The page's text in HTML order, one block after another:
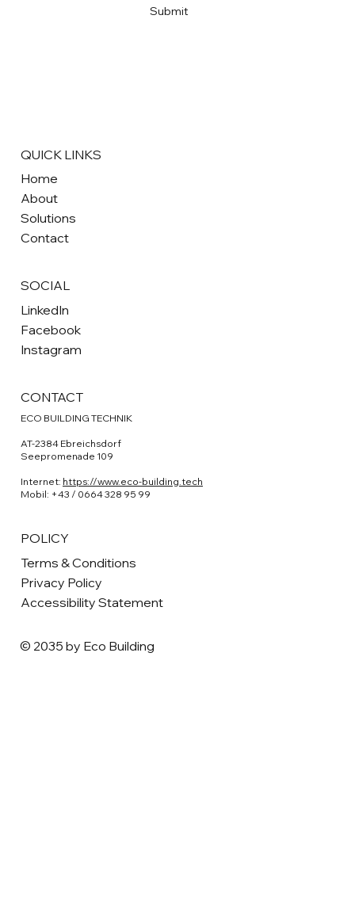
Submit
QUICK LINKS
Home
About
Solutions
Contact
SOCIAL
LinkedIn
Facebook
Instagram
CONTACT
ECO BUILDING TECHNIK
AT-2384 Ebreichsdorf
Seepromenade 109
Internet: https://www.eco-building.tech
Mobil: +43 / 0664 328 95 99
POLICY
Terms & Conditions
Privacy Policy
Accessibility Statement
© 2035 by Eco Building